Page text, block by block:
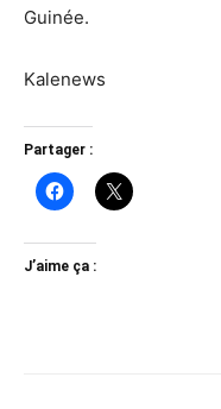
Guinée.
Kalenews
Partager :
J’aime ça :